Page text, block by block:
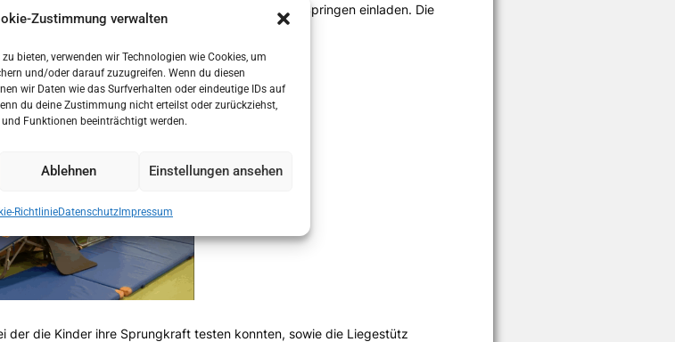
Zustimmung verwalten
bieten, verwenden wir Technologien wie Cookies, um
und/oder darauf zuzugreifen. Wenn du diesen
wir Daten wie das Surfverhalten oder eindeutige IDs auf
du deine Zustimmung nicht erteilst oder zurückziehst,
Funktionen beeinträchtigt werden.
Ablehnen Einstellungen ansehen
RichtlinieDatenschutzImpressum
Stationen zum Klettern, Balancieren und Springen einladen. Die
mit ihren Familien meisterten.
der die Kinder ihre Sprungkraft testen konnten, sowie die Liegestütz